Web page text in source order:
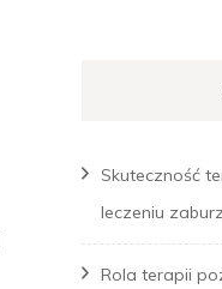
Skuteczność
leczeniu
Rola terapii